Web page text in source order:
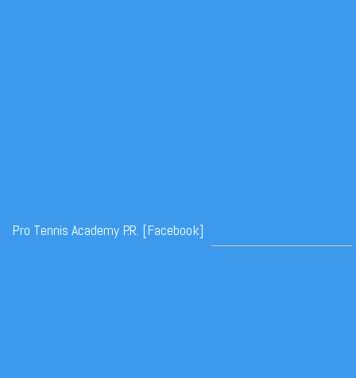
Pro Tennis Academy P.R. [Facebook]